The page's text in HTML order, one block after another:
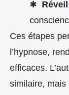
Ces étapes
l’hypnose,
efficaces.
similaire, mais